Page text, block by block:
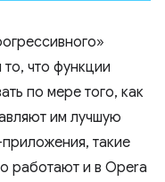
что функции
по мере того, как
им лучшую
такие
работают и в Opera